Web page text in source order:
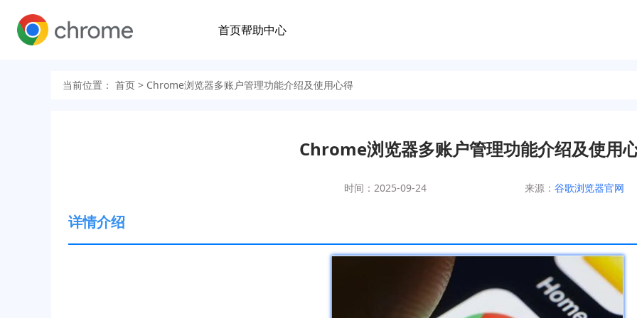
首页帮助中心
当前位置： 首页 > Chrome浏览器多账户管理功能介绍及使用心得
Chrome浏览器多账户管理功能介绍及使用
时间：2025-09-24 来源： 谷歌浏览器官网
详情介绍